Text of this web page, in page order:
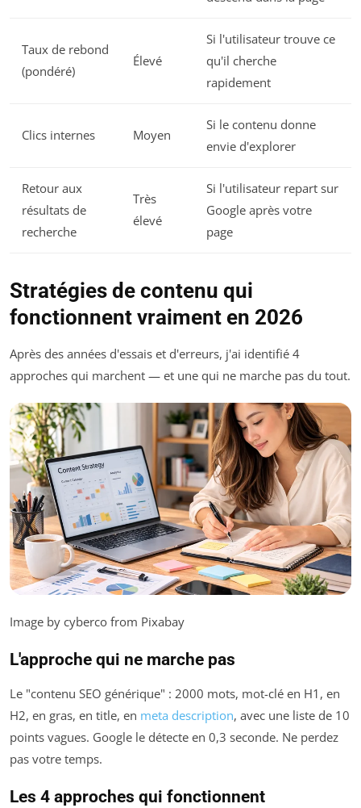
Taux de rebond
(pondéré)
Élevé
Si l'utilisateur trouve ce
qu'il cherche
rapidement
Clics internes Moyen
Si le contenu donne
envie d'explorer
Retour aux
résultats de
recherche
Très
élevé
Si l'utilisateur repart sur
Google après votre
page
Stratégies de contenu qui
fonctionnent vraiment en 2026
Après des années d'essais et d'erreurs, j'ai identifié 4
approches qui marchent — et une qui ne marche pas du tout.
Image by cyberco from Pixabay
L'approche qui ne marche pas
Le "contenu SEO générique" : 2000 mots, mot-clé en H1, en
H2, en gras, en title, en meta description, avec une liste de 10
points vagues. Google le détecte en 0,3 seconde. Ne perdez
pas votre temps.
Les 4 approches qui fonctionnent